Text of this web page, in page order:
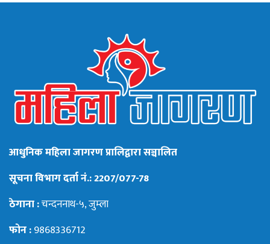
आधुनिक महिला जागरण प्रालिद्वारा सञ्चालित
सूचना विभाग दर्ता नं.: 2207/077-78
ठेगाना :चन्दननाथ-५, जुम्ला
फोन :9868336712